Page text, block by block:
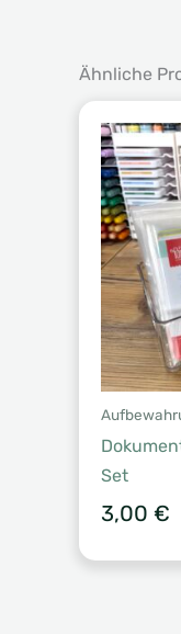
Ähnliche
Set
3,00 €